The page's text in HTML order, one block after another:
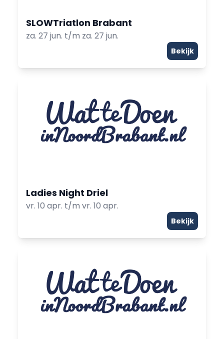
SLOWTriatlon Brabant
za. 27 jun. t/m za. 27 jun.
Bekijk
Ladies Night Driel
vr. 10 apr. t/m vr. 10 apr.
Bekijk